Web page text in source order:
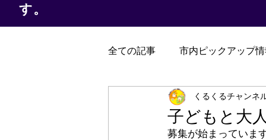
す。
全ての記事 市内ピックアップ
くるくる保健室 事務局か
子どもと大
くるくるチャンネ
募集が始まっていま